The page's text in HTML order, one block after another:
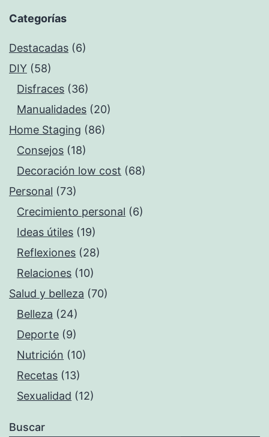
Categorías
Destacadas (6)
DIY (58)
Disfraces (36)
Manualidades (20)
Home Staging (86)
Consejos (18)
Decoración low cost (68)
Personal (73)
Crecimiento personal (6)
Ideas útiles (19)
Reflexiones (28)
Relaciones (10)
Salud y belleza (70)
Belleza (24)
Deporte (9)
Nutrición (10)
Recetas (13)
Sexualidad (12)
Buscar